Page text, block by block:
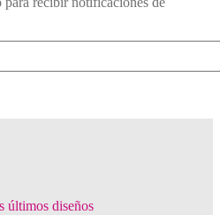
una
últimos diseños